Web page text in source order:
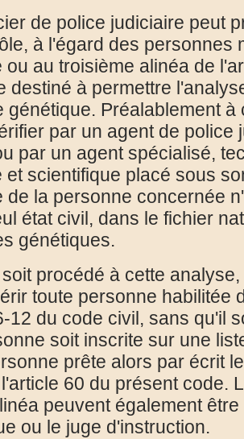
de police judiciaire peut
à l'égard des personnes
ou au troisième alinéa de
destiné à permettre
génétique. Préalablement
par un agent de police
par un agent spécialisé,
et scientifique placé sous
de la personne concernée
état civil, dans le fichier
génétiques.
procédé à cette
toute personne habilitée
12 du code civil, sans qu'il
soit inscrite sur une
prête alors par écrit
60 du présent code.
peuvent également
ou le juge d'instruction.